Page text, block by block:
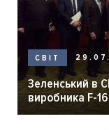
СВІТ
Зеленський в
виробника F-